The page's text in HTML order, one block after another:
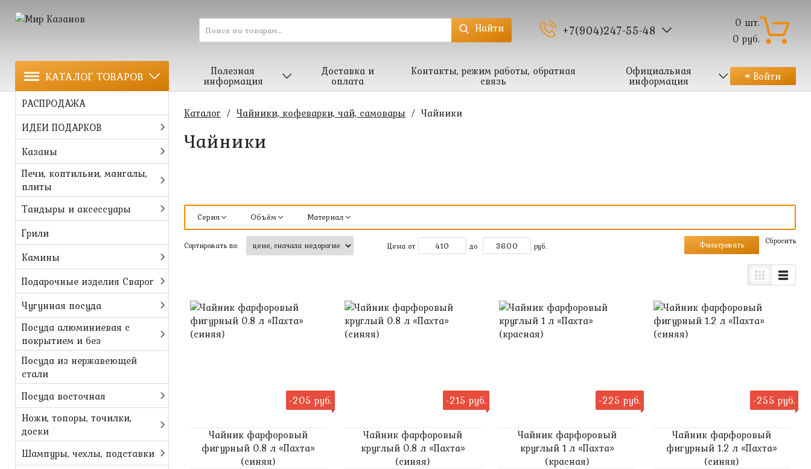
Найти +7(904)247-55-48 0 шт.
0 руб.
КАТАЛОГ ТОВАРОВ
РАСПРОДАЖА
ИДЕИ ПОДАРКОВ
Казаны
Печи, коптильни, мангалы,
плиты
Тандыры и аксессуары
Грили
Камины
Подарочные изделия Сварог
Чугунная посуда
Посуда алюминиевая с
покрытием и без
Посуда из нержавеющей
стали
Посуда восточная
Ножи, топоры, точилки,
доски
Шампуры, чехлы, подставки
Полезная
информация
Доставка и
оплата
Контакты, режим работы, обратная
связь
Официальная
информация Войти
Каталог / Чайники, кофеварки, чай, самовары / Чайники
Чайники
Сортировать по: Цена от до руб.
Серия Объём Материал
Cбросить
-205 руб.
Чайник фарфоровый
фигурный 0.8 л «Пахта»
(синяя)
-215 руб.
Чайник фарфоровый
круглый 0.8 л «Пахта»
(синяя)
-225 руб.
Чайник фарфоровый
круглый 1 л «Пахта»
(красная)
-255 руб.
Чайник фарфоровый
фигурный 1.2 л «Пахта»
(синяя)